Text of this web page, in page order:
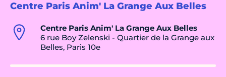
Centre Paris Anim' La Grange Aux Belles
Centre Paris Anim' La Grange Aux Belles
6 rue Boy Zelenski - Quartier de la Grange aux
Belles, Paris 10e